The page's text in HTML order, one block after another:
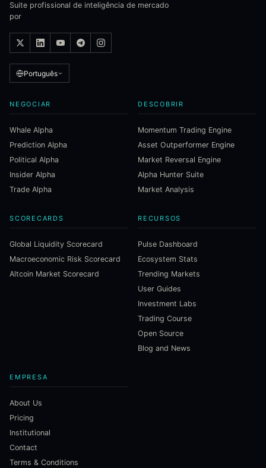
Suite profissional de inteligência de mercado
por
Português
NEGOCIAR
Whale Alpha
Prediction Alpha
Political Alpha
Insider Alpha
Trade Alpha
DESCOBRIR
Momentum Trading Engine
Asset Outperformer Engine
Market Reversal Engine
Alpha Hunter Suite
Market Analysis
SCORECARDS
Global Liquidity Scorecard
Macroeconomic Risk Scorecard
Altcoin Market Scorecard
RECURSOS
Pulse Dashboard
Ecosystem Stats
Trending Markets
User Guides
Investment Labs
Trading Course
Open Source
Blog and News
EMPRESA
About Us
Pricing
Institutional
Contact
Terms & Conditions